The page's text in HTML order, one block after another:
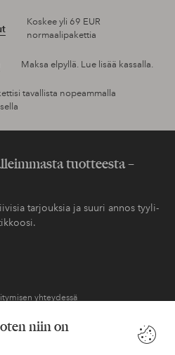
niin on
Koskee yli 69 EUR
normaalipakettia
Maksa elpyllä. Lue lisää kassalla.
tavallista nopeammalla
tuotteesta –
tarjouksia ja suuri annos tyyli-
yhteydessä